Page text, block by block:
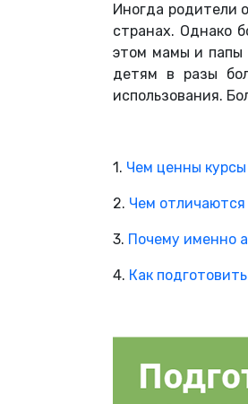
Иногда родители
странах. Однако
этом мамы и папы
детям в разы
использования.
1. Чем ценны
2. Чем
3. Почему именно
4. Как